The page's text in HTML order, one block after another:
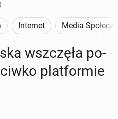
Internet Media
wsz­czę­ła po­
plat­for­mie